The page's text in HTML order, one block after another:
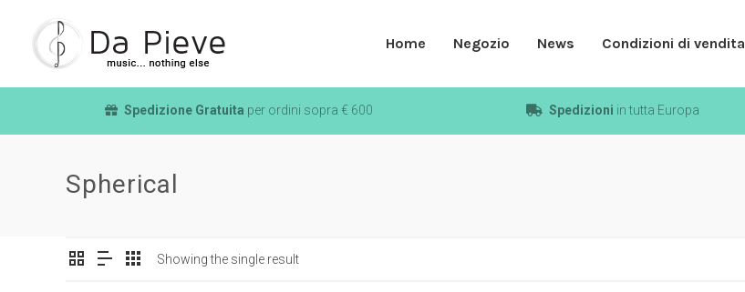
Home Negozio News Condizioni di vendita
Spedizione Gratuita per ordini sopra € 600 Spedizioni in tutta Europa
Spherical
Showing the single result